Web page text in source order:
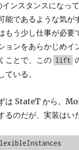
ンスタンスになっ
能であるような気が
もう少し仕事が必要
ョンをあらかじめイ
ことで、この lift
ている。
は StateT から。
るのだが、実装はい
FlexibleInstances